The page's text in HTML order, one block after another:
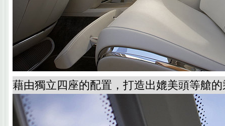
藉由獨立四座的配置，打造出媲美頭等艙